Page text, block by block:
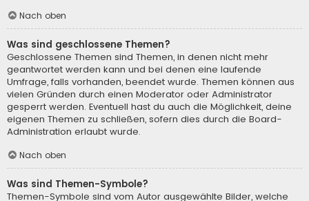
Nach oben
Was sind geschlossene Themen?
Geschlossene Themen sind Themen, in denen nicht mehr
geantwortet werden kann und bei denen eine laufende
Umfrage, falls vorhanden, beendet wurde. Themen können aus
vielen Gründen durch einen Moderator oder Administrator
gesperrt werden. Eventuell hast du auch die Möglichkeit, deine
eigenen Themen zu schließen, sofern dies durch die Board-
Administration erlaubt wurde.
Nach oben
Was sind Themen-Symbole?
Themen-Symbole sind vom Autor ausgewählte Bilder, welche